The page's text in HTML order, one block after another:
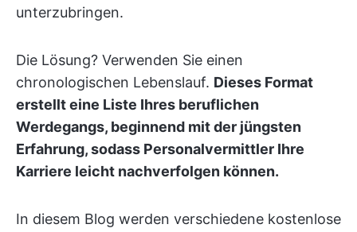
unterzubringen.
Die Lösung? Verwenden Sie einen
chronologischen Lebenslauf. Dieses Format
erstellt eine Liste Ihres beruflichen
Werdegangs, beginnend mit der jüngsten
Erfahrung, sodass Personalvermittler Ihre
Karriere leicht nachverfolgen können.
In diesem Blog werden verschiedene kostenlose